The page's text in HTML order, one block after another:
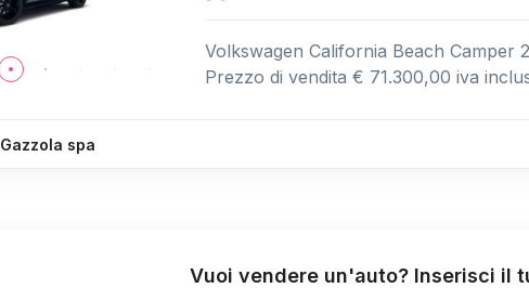
Volkswagen California Beach Camper
Prezzo di vendita € 71.300,00 iva
Gazzola spa
Vuoi vendere un'auto? Inserisci il